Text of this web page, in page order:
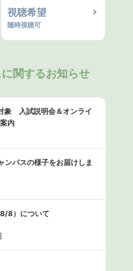
視聴希望
随時視聴可
関するお知らせ
象 入試説明会＆オンライ
内
ンパスの様子をお届けしま
8）について